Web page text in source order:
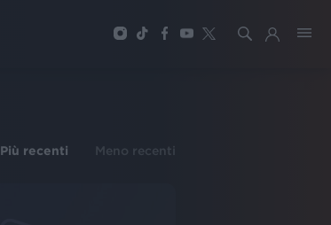
Più recenti Meno recenti